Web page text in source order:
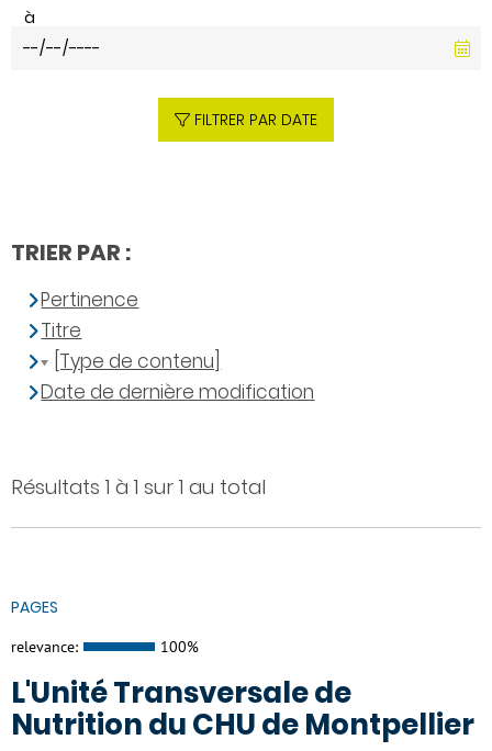
Résultats 1 à 1 sur 1 au total
PAGES
relevance: 100%
L'Unité Transversale de
Nutrition du CHU de Montpellier
à
FILTRER PAR DATE
TRIER PAR :
Pertinence
Titre
[Type de contenu]
Date de dernière modification